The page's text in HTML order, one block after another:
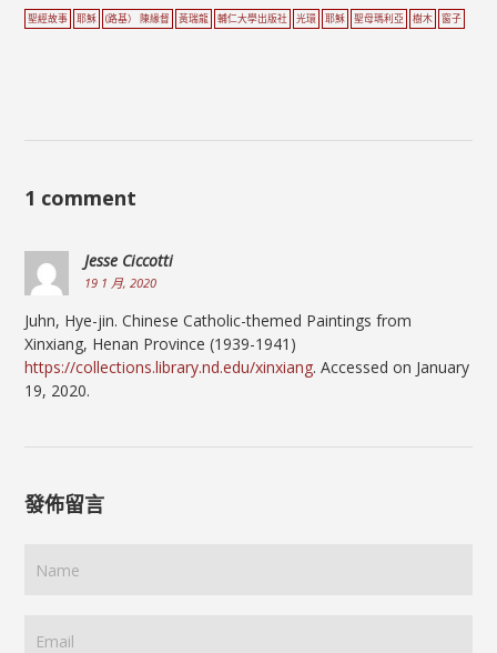
聖經故事 耶穌 (路基） 陳緣督 黃瑞龍 輔仁大學出版社 光環 耶穌 聖母瑪利亞 樹木 窗子
1 comment
Jesse Ciccotti
19 1 月, 2020
Juhn, Hye-jin. Chinese Catholic-themed Paintings from
Xinxiang, Henan Province (1939-1941)
https://collections.library.nd.edu/xinxiang. Accessed on January
19, 2020.
發佈留言